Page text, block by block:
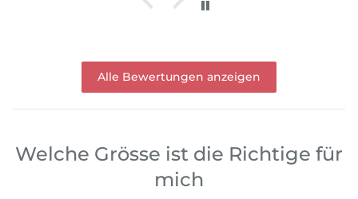
Alle Bewertungen anzeigen
Welche Grösse ist die Richtige für
mich